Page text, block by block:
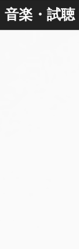
音楽・試聴